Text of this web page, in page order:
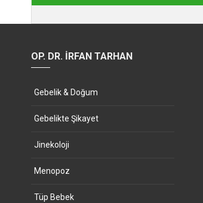
OP. DR. İRFAN TARHAN
Gebelik & Doğum
Gebelikte Şikayet
Jinekoloji
Menopoz
Tüp Bebek